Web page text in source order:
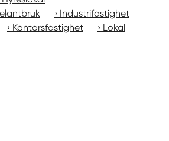
Industrifastighet
Kontorsfastighet
Lokal